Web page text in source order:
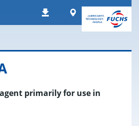
Allalaadimised
Worldwide
primarily for use in